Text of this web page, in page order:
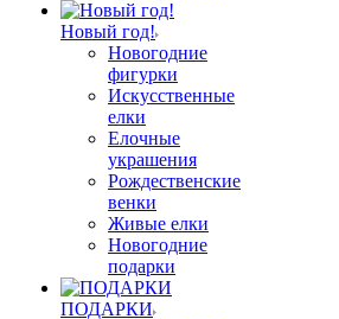
Новый год!
Новогодние
фигурки
Искусственные
елки
Елочные
украшения
Рождественские
венки
Живые елки
Новогодние
подарки
ПОДАРКИ